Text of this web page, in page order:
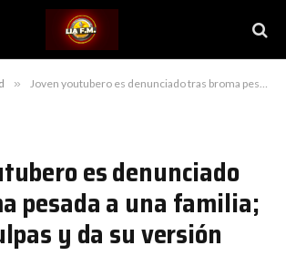
» Joven youtubero es denunciado tras broma pesada a una familia; pide disculpas y da su versión
es denunciado
pesada a una familia;
y da su versión